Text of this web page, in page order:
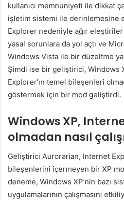
kullanıcı memnuniyeti ile dikkat
işletim sistemi ile derinlemesine
Explorer nedeniyle ağır
yasal sorunlara da yol açtı ve
Windows Vista ile bir düzeltme
Şimdi ise bir geliştirici, Windows
Explorer’ın temel bileşenleri
göstermek için bir mod geliştirdi.
Windows XP,
olmadan nasıl
Geliştirici Aurorarian, Internet
bileşenlerini içermeyen bir XP
deneme, Windows XP’nin bazı
uygulamalarının çalışmasını